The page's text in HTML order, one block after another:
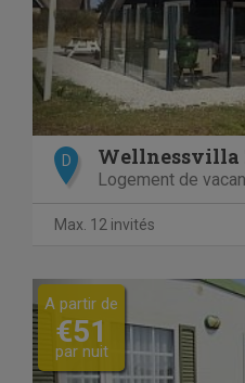
D Wellnessvilla
Logement de
Max. 12 invités
Previous
A partir de
€51
par nuit